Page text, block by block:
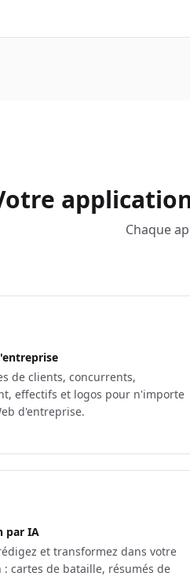
Chaque
de clients, concurrents,
effectifs et logos pour n'importe
d'entreprise.
par IA
et transformez dans votre
cartes de bataille, résumés de